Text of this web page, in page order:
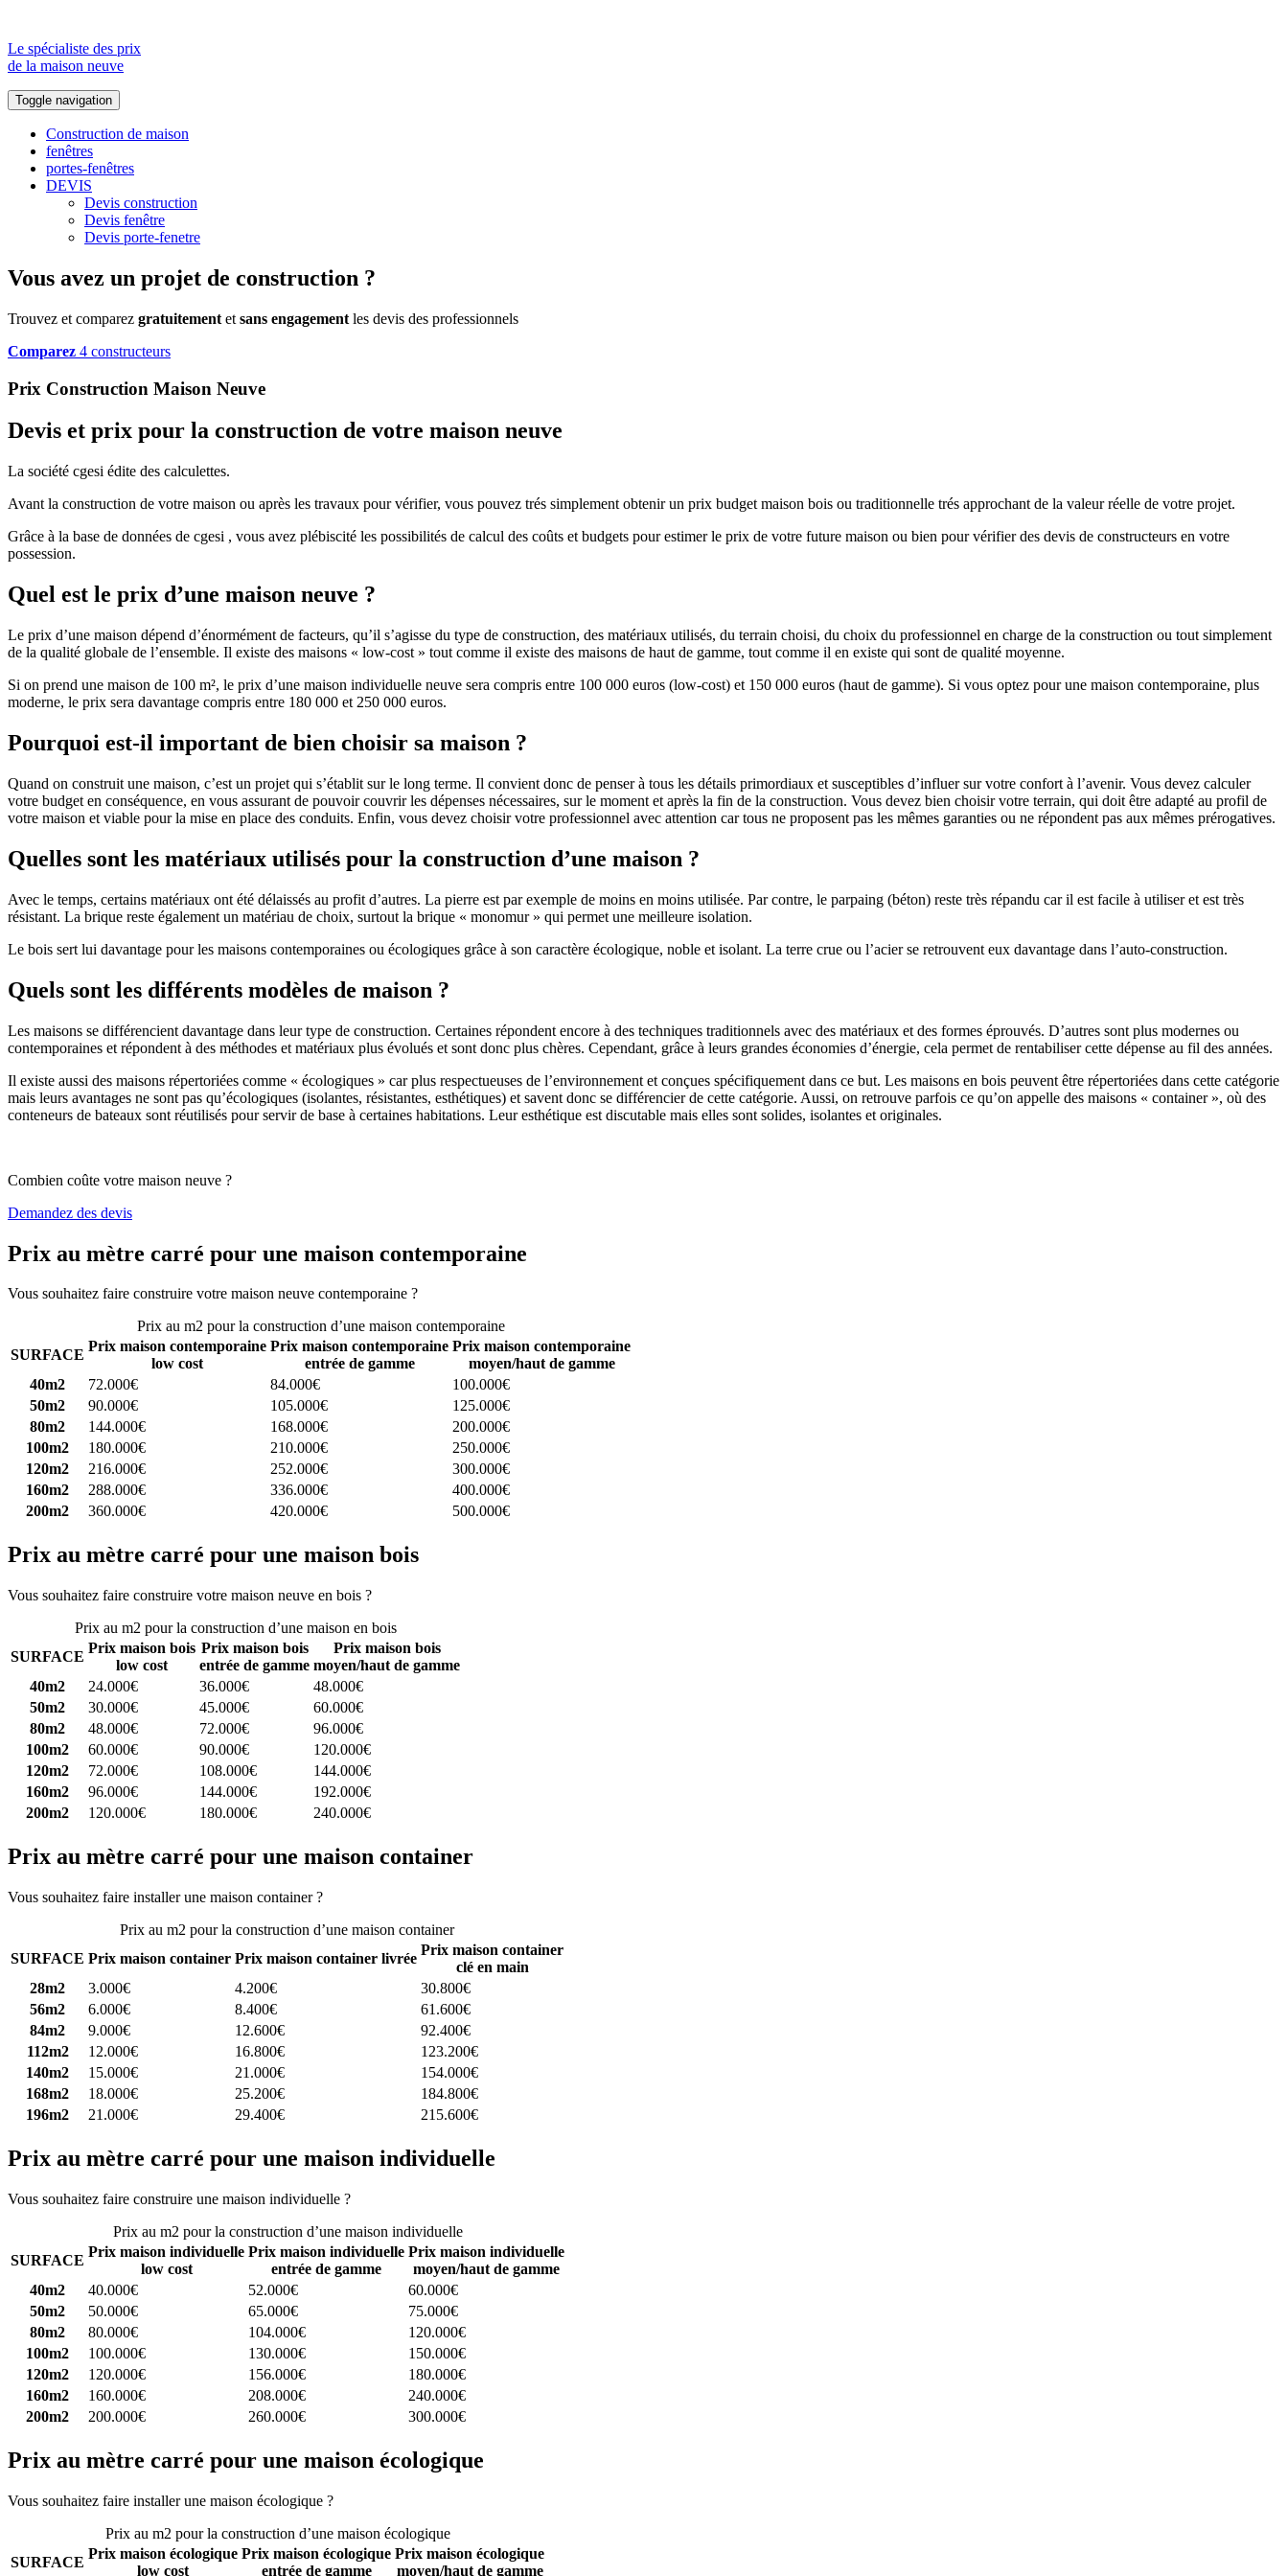
Le spécialiste des prix
de la maison neuve
Toggle navigation
Construction de maison
fenêtres
portes-fenêtres
DEVIS
Devis construction
Devis fenêtre
Devis porte-fenetre
Vous avez un projet de construction ?
Trouvez et comparez gratuitement et sans engagement les devis des professionnels
Comparez 4 constructeurs
Prix Construction Maison Neuve
Devis et prix pour la construction de votre maison neuve
La société cgesi édite des calculettes.
Avant la construction de votre maison ou après les travaux pour vérifier, vous pouvez trés simplement obtenir un prix budget maison bois ou traditionnelle trés approchant de la valeur réelle de votre projet.
Grâce à la base de données de cgesi , vous avez plébiscité les possibilités de calcul des coûts et budgets pour estimer le prix de votre future maison ou bien pour vérifier des devis de constructeurs en votre
possession.
Quel est le prix d’une maison neuve ?
Le prix d’une maison dépend d’énormément de facteurs, qu’il s’agisse du type de construction, des matériaux utilisés, du terrain choisi, du choix du professionnel en charge de la construction ou tout simplement
de la qualité globale de l’ensemble. Il existe des maisons « low-cost » tout comme il existe des maisons de haut de gamme, tout comme il en existe qui sont de qualité moyenne.
Si on prend une maison de 100 m², le prix d’une maison individuelle neuve sera compris entre 100 000 euros (low-cost) et 150 000 euros (haut de gamme). Si vous optez pour une maison contemporaine, plus
moderne, le prix sera davantage compris entre 180 000 et 250 000 euros.
Pourquoi est-il important de bien choisir sa maison ?
Quand on construit une maison, c’est un projet qui s’établit sur le long terme. Il convient donc de penser à tous les détails primordiaux et susceptibles d’influer sur votre confort à l’avenir. Vous devez calculer
votre budget en conséquence, en vous assurant de pouvoir couvrir les dépenses nécessaires, sur le moment et après la fin de la construction. Vous devez bien choisir votre terrain, qui doit être adapté au profil de
votre maison et viable pour la mise en place des conduits. Enfin, vous devez choisir votre professionnel avec attention car tous ne proposent pas les mêmes garanties ou ne répondent pas aux mêmes prérogatives.
Quelles sont les matériaux utilisés pour la construction d’une maison ?
Avec le temps, certains matériaux ont été délaissés au profit d’autres. La pierre est par exemple de moins en moins utilisée. Par contre, le parpaing (béton) reste très répandu car il est facile à utiliser et est très
résistant. La brique reste également un matériau de choix, surtout la brique « monomur » qui permet une meilleure isolation.
Le bois sert lui davantage pour les maisons contemporaines ou écologiques grâce à son caractère écologique, noble et isolant. La terre crue ou l’acier se retrouvent eux davantage dans l’auto-construction.
Quels sont les différents modèles de maison ?
Les maisons se différencient davantage dans leur type de construction. Certaines répondent encore à des techniques traditionnels avec des matériaux et des formes éprouvés. D’autres sont plus modernes ou
contemporaines et répondent à des méthodes et matériaux plus évolués et sont donc plus chères. Cependant, grâce à leurs grandes économies d’énergie, cela permet de rentabiliser cette dépense au fil des années.
Il existe aussi des maisons répertoriées comme « écologiques » car plus respectueuses de l’environnement et conçues spécifiquement dans ce but. Les maisons en bois peuvent être répertoriées dans cette catégorie
mais leurs avantages ne sont pas qu’écologiques (isolantes, résistantes, esthétiques) et savent donc se différencier de cette catégorie. Aussi, on retrouve parfois ce qu’on appelle des maisons « container », où des
conteneurs de bateaux sont réutilisés pour servir de base à certaines habitations. Leur esthétique est discutable mais elles sont solides, isolantes et originales.
Combien coûte votre maison neuve ?
Demandez des devis
Prix au mètre carré pour une maison contemporaine
Vous souhaitez faire construire votre maison neuve contemporaine ?
Prix au m2 pour la construction d’une maison contemporaine
SURFACE
Prix maison contemporaine
low cost
Prix maison contemporaine
entrée de gamme
Prix maison contemporaine
moyen/haut de gamme
40m2
72.000€ 84.000€
100.000€
50m2
90.000€ 105.000€
125.000€
80m2
144.000€ 168.000€
200.000€
100m2
180.000€ 210.000€
250.000€
120m2
216.000€ 252.000€
300.000€
160m2
288.000€ 336.000€
400.000€
200m2
360.000€ 420.000€ 500.000€
Prix au mètre carré pour une maison bois
Vous souhaitez faire construire votre maison neuve en bois ?
Prix au m2 pour la construction d’une maison en bois
SURFACE
Prix maison bois
low cost
Prix maison bois
entrée de gamme
Prix maison bois
moyen/haut de gamme
40m2
24.000€ 36.000€
48.000€
50m2
30.000€ 45.000€
60.000€
80m2
48.000€ 72.000€
96.000€
100m2
60.000€ 90.000€
120.000€
120m2
72.000€ 108.000€
144.000€
160m2
96.000€ 144.000€
192.000€
200m2
120.000€ 180.000€ 240.000€
Prix au mètre carré pour une maison container
Vous souhaitez faire installer une maison container ?
Prix au m2 pour la construction d’une maison container
SURFACE Prix maison container Prix maison container livrée
Prix maison container
clé en main
28m2
3.000€ 4.200€
30.800€
56m2
6.000€ 8.400€
61.600€
84m2
9.000€ 12.600€
92.400€
112m2
12.000€ 16.800€
123.200€
140m2
15.000€ 21.000€
154.000€
168m2
18.000€ 25.200€
184.800€
196m2
21.000€ 29.400€ 215.600€
Prix au mètre carré pour une maison individuelle
Vous souhaitez faire construire une maison individuelle ?
Prix au m2 pour la construction d’une maison individuelle
SURFACE
Prix maison individuelle
low cost
Prix maison individuelle
entrée de gamme
Prix maison individuelle
moyen/haut de gamme
40m2
40.000€ 52.000€
60.000€
50m2
50.000€ 65.000€
75.000€
80m2
80.000€ 104.000€
120.000€
100m2
100.000€ 130.000€
150.000€
120m2
120.000€ 156.000€
180.000€
160m2
160.000€ 208.000€
240.000€
200m2
200.000€ 260.000€ 300.000€
Prix au mètre carré pour une maison écologique
Vous souhaitez faire installer une maison écologique ?
Prix au m2 pour la construction d’une maison écologique
SURFACE
Prix maison écologique
low cost
Prix maison écologique
entrée de gamme
Prix maison écologique
moyen/haut de gamme